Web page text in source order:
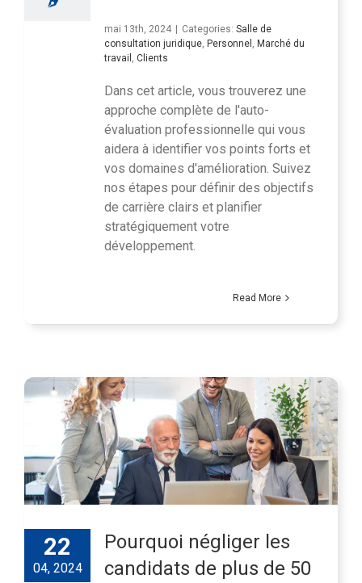
mai 13th, 2024 Categories: Salle de
consultation juridique, Personnel , Marché du
travail , Clients
Dans cet article, vous trouverez une
approche complète de l'auto-
évaluation professionnelle qui vous
aidera à identifier vos points forts et
vos domaines d'amélioration. Suivez
nos étapes pour définir des objectifs
de carrière clairs et planifier
stratégiquement votre
développement.
Read More
22
04, 2024
Pourquoi négliger les
candidats de plus de 50